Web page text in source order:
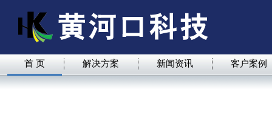
首 页 解决方案 新闻资讯 客户案例